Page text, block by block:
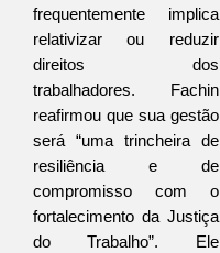
frequentemente implica
relativizar ou reduzir
direitos dos
trabalhadores. Fachin
reafirmou que sua gestão
será “uma trincheira de
resiliência e de
compromisso com o
fortalecimento da Justiça
do Trabalho”. Ele